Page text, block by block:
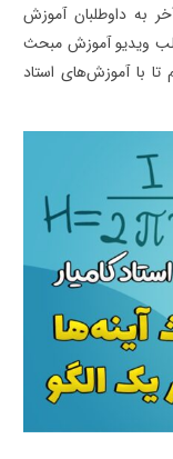
به داوطلبان آموزش
ویدیو آموزش مبحث
در ۱ الگو قرار دادیم تا با آموزش‌های استاد